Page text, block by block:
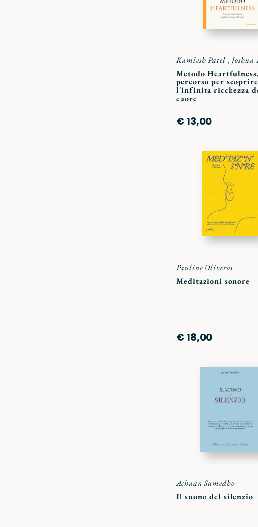
Kamlesh Patel , Joshua
Metodo
percorso per scoprire
l'infinita ricchezza
cuore
€ 13,00
Pauline Oliveros
Meditazioni sonore
€ 18,00
Achaan Sumedho
Il suono del silenzio